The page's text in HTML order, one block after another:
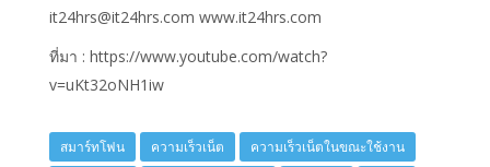
it24hrs@it24hrs.com www.it24hrs.com
ที่มา : https://www.youtube.com/watch?
v=uKt32oNH1iw
สมาร์ทโฟน ความเร็วเน็ต
ความเร็วเน็ตในขณะใช้งาน